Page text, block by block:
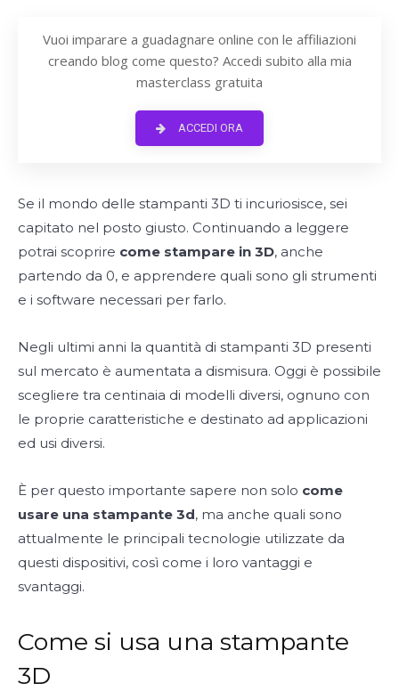
Vuoi imparare a guadagnare online con le affiliazioni
creando blog come questo? Accedi subito alla mia
masterclass gratuita
ACCEDI ORA
Se il mondo delle stampanti 3D ti incuriosisce, sei
capitato nel posto giusto. Continuando a leggere
potrai scoprire come stampare in 3D, anche
partendo da 0, e apprendere quali sono gli strumenti
e i software necessari per farlo.
Negli ultimi anni la quantità di stampanti 3D presenti
sul mercato è aumentata a dismisura. Oggi è possibile
scegliere tra centinaia di modelli diversi, ognuno con
le proprie caratteristiche e destinato ad applicazioni
ed usi diversi.
È per questo importante sapere non solo come
usare una stampante 3d, ma anche quali sono
attualmente le principali tecnologie utilizzate da
questi dispositivi, così come i loro vantaggi e
svantaggi.
Come si usa una stampante
3D